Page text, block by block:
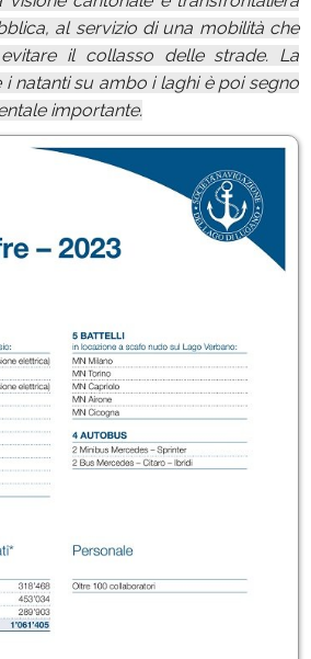
al servizio di una mobilità che
il collasso delle strade. La
natanti su ambo i laghi è poi segno
importante.